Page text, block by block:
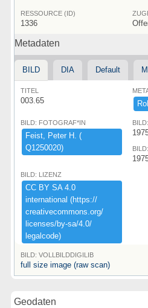
RESSOURCE (ID)
1336
Metadaten
BILD DIA Default
TITEL
003.65
BILD: FOTOGRAF*IN
Feist,​ ​Peter ​H.​ ​(​
Q1250020)​
BILD: LIZENZ
CC ​BY ​SA ​4.​0 ​
international ​(​https:​/​/​
creativecommons.​org/​
licenses/​by-​sa/​4.​0/​
legalcode)​
BILD: VOLLBILDDIGILIB
full size image (raw scan)
Geodaten